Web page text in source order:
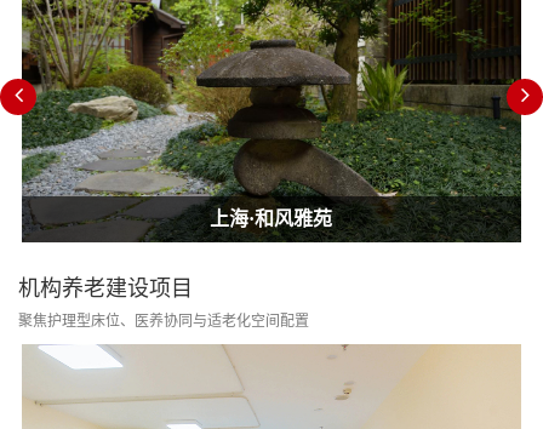
上海·和风雅苑
上海·和风雅苑
上海·和风雅苑
机构养老建设项目
聚焦护理型床位、医养协同与适老化空间配置